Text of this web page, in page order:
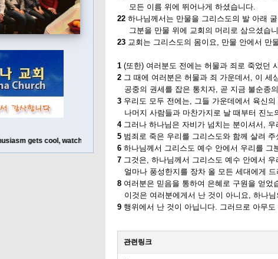
모든 이름 위에 뛰어나게 하셨습니다.
22 하나님께서는 만물을 그리스도의 발 아래
그분을 만물 위에 교회의 머리로 삼으셨습
23 교회는 그리스도의 몸이요, 만물 안에서 만
1 (또한) 여러분도 전에는 허물과 죄로 죽었던
2 그 때에 여러분은 허물과 죄 가운데서, 이 세
공중의 권세를 잡은 통치자, 곧 지금 불순종
3 우리도 모두 전에는, 그들 가운데에서 육신
나머지 사람들과 마찬가지로 날 때부터 진노
4그러나 하나님은 자비가 넘치는 분이셔서,
5 범죄로 죽은 우리를 그리스도와 함께 살려
6 하나님께서 그리스도 예수 안에서 우리를
7 그것은, 하나님께서 그리스도 예수 안에서
얼마나 풍성한지를 장차 올 모든 세대에게
8 여러분은 믿음을 통하여 은혜로 구원을 얻었
이것은 여러분에게서 난 것이 아니요, 하나님
9 행위에서 난 것이 아닙니다. 그러므로 아무
관련링크
gets cool, watch out for your enthusiasm. Christians are not good people, but